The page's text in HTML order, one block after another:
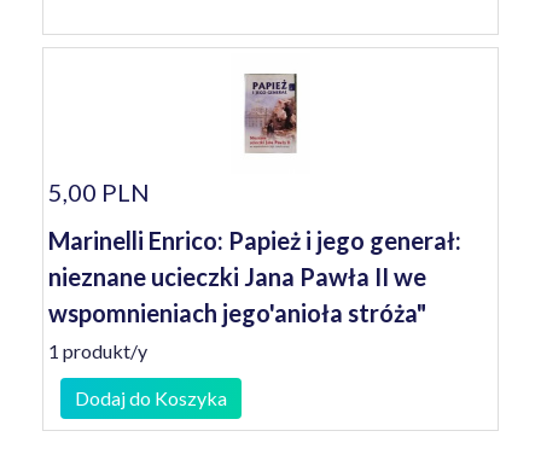
5,00 PLN
Marinelli Enrico: Papież i jego generał:
nieznane ucieczki Jana Pawła II we
wspomnieniach jego'anioła stróża"
1 produkt/y
Dodaj do Koszyka